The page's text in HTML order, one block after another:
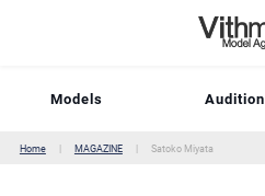
Models Audition
Home MAGAZINE Satoko Miyata